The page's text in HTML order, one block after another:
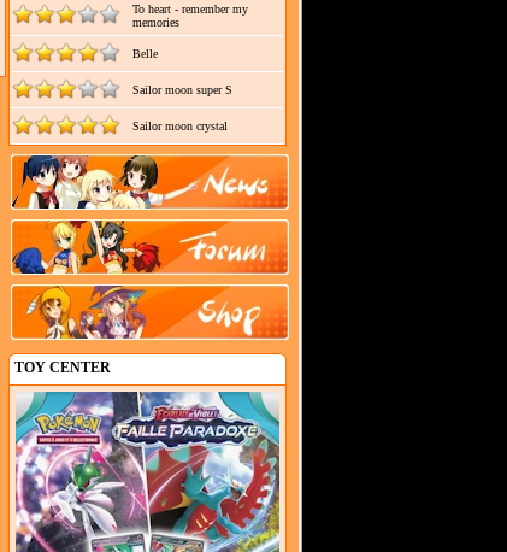
To heart - remember my
memories
Belle
Sailor moon super S
Sailor moon crystal
TOY CENTER